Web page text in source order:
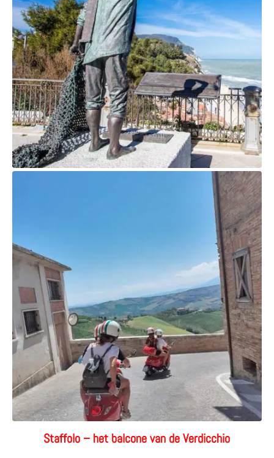
Staffolo – het balcone van de Verdicchio